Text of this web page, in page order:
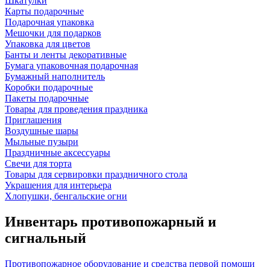
Карты подарочные
Подарочная упаковка
Мешочки для подарков
Упаковка для цветов
Банты и ленты декоративные
Бумага упаковочная подарочная
Бумажный наполнитель
Коробки подарочные
Пакеты подарочные
Товары для проведения праздника
Приглашения
Воздушные шары
Мыльные пузыри
Праздничные аксессуары
Свечи для торта
Товары для сервировки праздничного стола
Украшения для интерьера
Хлопушки, бенгальские огни
Инвентарь противопожарный и
сигнальный
Противопожарное оборудование и средства первой помощи